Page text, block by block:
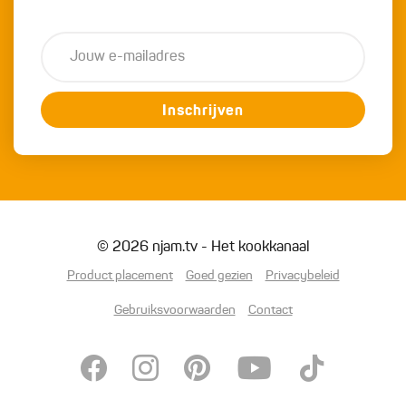
Inschrijven
© 2026 njam.tv - Het kookkanaal
Product placement Goed gezien Privacybeleid
Gebruiksvoorwaarden Contact